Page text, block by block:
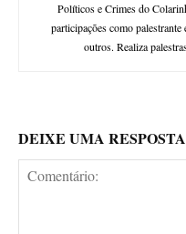
Políticos e Crimes do
participações como
outros. Realiza
DEIXE UMA RESPOSTA